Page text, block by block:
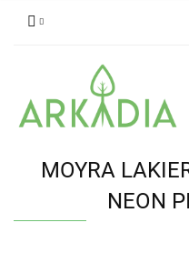
MOYRA
NEON